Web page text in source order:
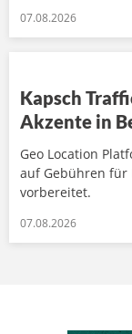
07.08.2026
Kapsch
Akzente in
Geo Location
auf Gebühren für
vorbereitet.
07.08.2026